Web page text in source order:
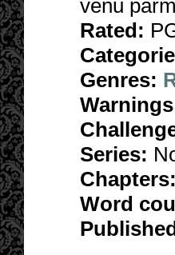
venu
Rated:
Genres:
Series:
Chapters:
Word